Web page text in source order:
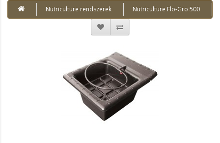
Nutriculture rendszerek Nutriculture Flo-Gro 500